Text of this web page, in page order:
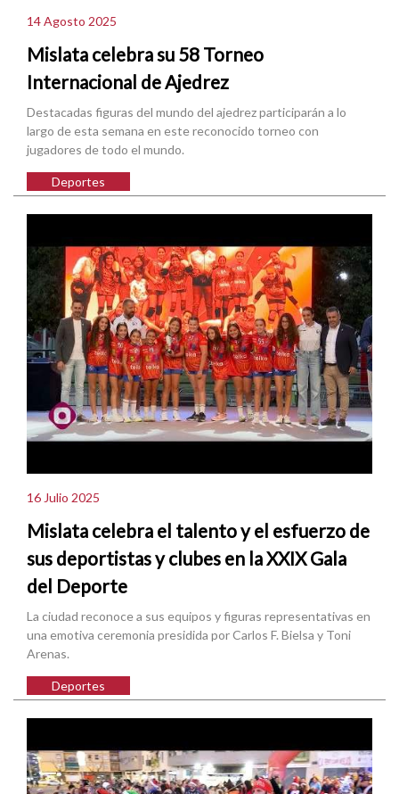
14 Agosto 2025
Mislata celebra su 58 Torneo
Internacional de Ajedrez
Destacadas figuras del mundo del ajedrez participarán a lo
largo de esta semana en este reconocido torneo con
jugadores de todo el mundo.
Deportes
16 Julio 2025
Mislata celebra el talento y el esfuerzo de
sus deportistas y clubes en la XXIX Gala
del Deporte
La ciudad reconoce a sus equipos y figuras representativas en
una emotiva ceremonia presidida por Carlos F. Bielsa y Toni
Arenas.
Deportes